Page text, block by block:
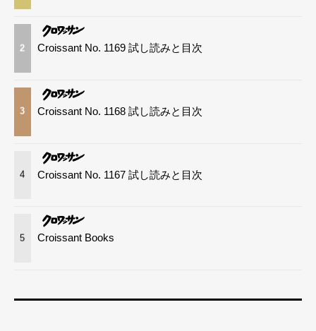
2 Croissant No. 1169 試し読みと目次
3 Croissant No. 1168 試し読みと目次
4 Croissant No. 1167 試し読みと目次
5 Croissant Books